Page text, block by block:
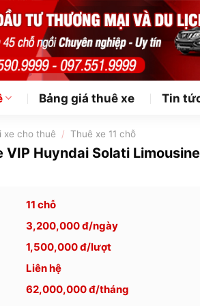
Bảng giá thuê xe Tin
xe cho thuê / Thuê xe 11 chỗ
VIP Huyndai Solati
11 chỗ
3,200,000đ/ngày
1,500,000đ/lượt
Liên hệ
62,000,000đ/tháng